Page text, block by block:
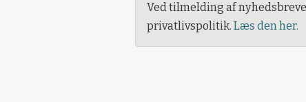
Ved tilmelding af
privatlivspolitik. Læs den her.